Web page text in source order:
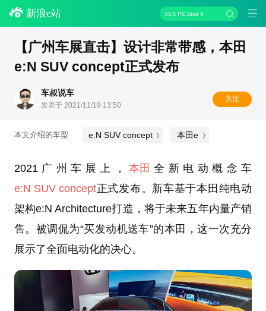
新浪e站 EU5 PK Aion S
【广州车展直击】设计非常带感，本田
e:N SUV concept正式发布
车叔说车
发表于 2021/11/19 13:50
关注
本文介绍的车型 e:N SUV concept 本田e
2021广州车展上， 本田 全新电动概念车
e:N SUV concept正式发布。新车基于本田纯电动
架构e:N Architecture打造，将于未来五年内量产销
售。被调侃为“买发动机送车”的本田，这一次充分
展示了全面电动化的决心。